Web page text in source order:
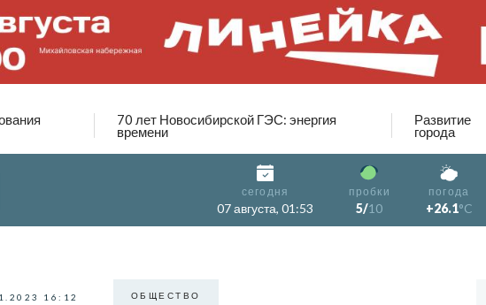
70 лет Новосибирской ГЭС: энергия
времени
Развитие
города
сегодня
07 августа, 01:53
пробки
5/10
погода
+26.1°C
16:12 ОБЩЕСТВО